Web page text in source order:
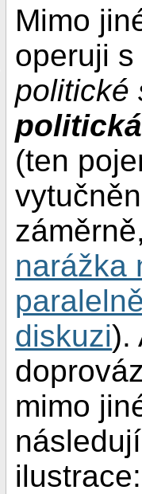
Mimo
operuji
politické
(ten
narážka
diskuzi).
mimo
ilustrace: